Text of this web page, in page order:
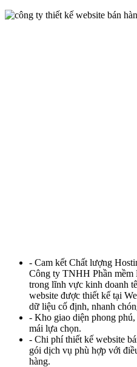
- Cam kết Chất lượng
Công ty TNHH Phần mềm
trong lĩnh vực kinh doanh
website được thiết kế tại
dữ liệu cố định, nhanh
- Kho giao diện phong
mái lựa chọn.
- Chi phí thiết kế website
gói dịch vụ phù hợp với
hàng.